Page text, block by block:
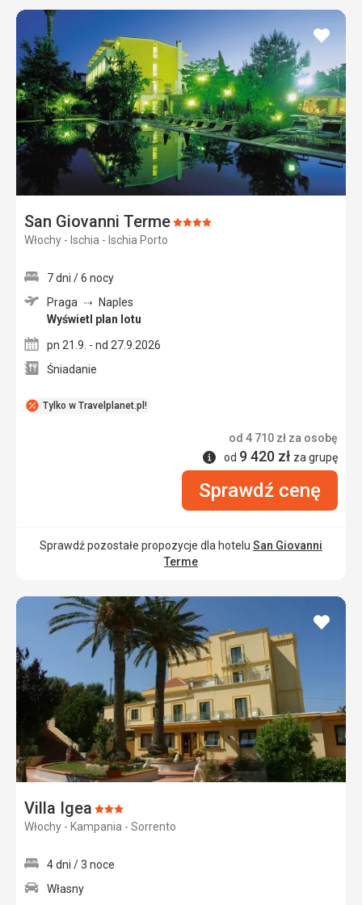
San Giovanni TermeOcena:
Włochy - Ischia - Ischia Porto
dodaj
Tylko w Travelplanet.pl!
7 dni / 6 nocy
Praga
Naples
Wyświetl plan lotu
pn 21.9. - nd 27.9.2026
Śniadanie
od 4 710 zł za osobę
Informacje
od 9 420 zł za grupę
Sprawdź cenę
Sprawdź pozostałe propozycje dla hotelu San Giovanni
Terme
Villa Igea Ocena:
3/5
Włochy - Kampania - Sorrento
dodaj
4 dni / 3 noce
Własny